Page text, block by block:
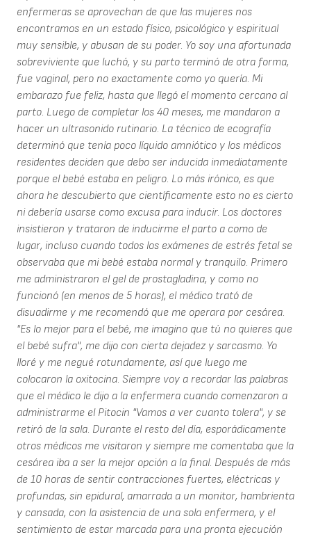
enfermeras se aprovechan de que las mujeres nos
encontramos en un estado físico, psicológico y espiritual
muy sensible, y abusan de su poder. Yo soy una afortunada
sobreviviente que luchó, y su parto terminó de otra forma,
fue vaginal, pero no exactamente como yo quería. Mi
embarazo fue feliz, hasta que llegó el momento cercano al
parto. Luego de completar los 40 meses, me mandaron a
hacer un ultrasonido rutinario. La técnico de ecografía
determinó que tenía poco líquido amniótico y los médicos
residentes deciden que debo ser inducida inmediatamente
porque el bebé estaba en peligro. Lo más irónico, es que
ahora he descubierto que científicamente esto no es cierto
ni debería usarse como excusa para inducir. Los doctores
insistieron y trataron de inducirme el parto a como de
lugar, incluso cuando todos los exámenes de estrés fetal se
observaba que mi bebé estaba normal y tranquilo. Primero
me administraron el gel de prostagladina, y como no
funcionó (en menos de 5 horas), el médico trató de
disuadirme y me recomendó que me operara por cesárea.
"Es lo mejor para el bebé, me imagino que tú no quieres que
el bebé sufra", me dijo con cierta dejadez y sarcasmo. Yo
lloré y me negué rotundamente, así que luego me
colocaron la oxitocina. Siempre voy a recordar las palabras
que el médico le dijo a la enfermera cuando comenzaron a
administrarme el Pitocin "Vamos a ver cuanto tolera", y se
retiró de la sala. Durante el resto del día, esporádicamente
otros médicos me visitaron y siempre me comentaba que la
cesárea iba a ser la mejor opción a la final. Después de más
de 10 horas de sentir contracciones fuertes, eléctricas y
profundas, sin epidural, amarrada a un monitor, hambrienta
y cansada, con la asistencia de una sola enfermera, y el
sentimiento de estar marcada para una pronta ejecución